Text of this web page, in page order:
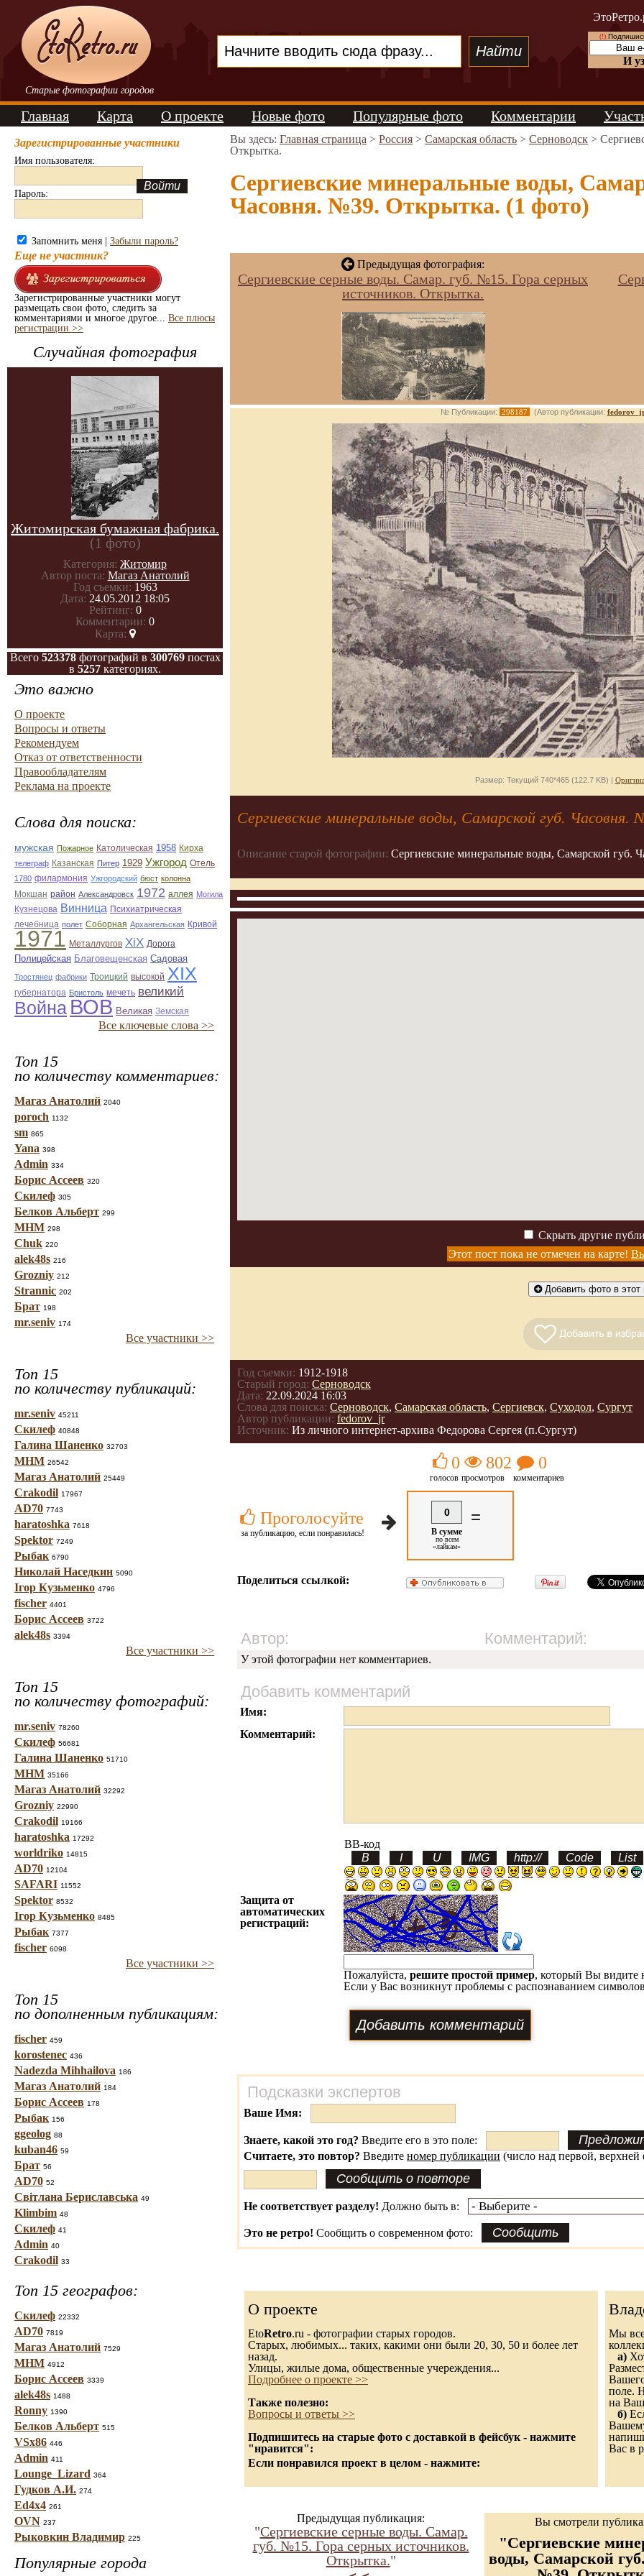
Старые фотографии городов
(!)
И
Главная Карта О проекте Новые фото Популярные фото Комментарии
Зарегистрированные участники
Имя пользователя:
Пароль:
Запомнить меня | Забыли пароль?
Еще не участник?
Зарегистрированные участники могут
размещать свои фото, следить за
комментариями и многое другое... Все плюсы
регистрации >>
Случайная фотография
Житомирская бумажная фабрика.
(1 фото)
Категория: Житомир
Автор поста: Магаз Анатолий
Год съемки: 1963
Дата: 24.05.2012 18:05
Рейтинг: 0
Комментарии: 0
Карта:
Всего 523378фотографий в 300769постах
в 5257 категориях.
Это важно
О проекте
Вопросы и ответы
Рекомендуем
Отказ от ответственности
Правообладателям
Реклама на проекте
Слова для поиска:
мужская Пожарное Католическая 1958 Кирха
телеграф Казанская Питер 1929 Ужгород Отель
1780 филармония Ужгородский бюст колонна
Мокшан район Александровск 1972 аллея Могила
Кузнецова Винница Психиатрическая
лечебница полет Соборная Архангельская Кривой
1971 Металлургов ХiХ Дорога
Полицейская Благовещенская Садовая
Тростянец фабрики Троицкий высокой ХІХ
губернатора Бристоль мечеть великий
Война ВОВ Великая Земская
Все ключевые слова >>
Топ 15
по количеству комментариев:
Магаз Анатолий 2040
poroch 1132
sm 865
Yana 398
Admin 334
Борис Ассеев 320
Скилеф 305
Белков Альберт 299
МНМ 298
Chuk 220
alek48s 216
Grozniy 212
Strannic 202
Брат 198
mr.seniv 174
Все участники >>
Топ 15
по количеству публикаций:
mr.seniv 45211
Скилеф 40848
Галина Шаненко 32703
МНМ 26542
Магаз Анатолий 25449
Crakodil 17967
AD70 7743
haratoshka 7618
Spektor 7249
Рыбак 6790
Николай Наседкин 5090
Ігор Кузьменко 4796
fischer 4401
Борис Ассеев 3722
alek48s 3394
Все участники >>
Топ 15
по количеству фотографий:
mr.seniv 78260
Скилеф 56681
Галина Шаненко 51710
МНМ 35166
Магаз Анатолий 32292
Grozniy 22990
Crakodil 19166
haratoshka 17292
worldriko 14815
AD70 12104
SAFARI 11552
Spektor 8532
Ігор Кузьменко 8485
Рыбак 7377
fischer 6098
Все участники >>
Топ 15
по дополненным публикациям:
fischer 459
korostenec 436
Nadezda Mihhailova 186
Магаз Анатолий 184
Борис Ассеев 178
Рыбак 156
ggeolog 88
kuban46 59
Брат 56
AD70 52
Світлана Бериславська 49
Klimbim 48
Скилеф 41
Admin 40
Crakodil 33
Топ 15 географов:
Скилеф 22332
AD70 7819
Магаз Анатолий 7529
МНМ 4912
Борис Ассеев 3339
alek48s 1488
Ronny 1390
Белков Альберт 515
VSx86 446
Admin 411
Lounge_Lizard 364
Гудков А.И. 274
Ed4x4 261
OVN 237
Рыковкин Владимир 225
Популярные города
Вы здесь: Главная страница > Россия > Самарская область > Серноводск >
Открытка.
Сергиевские минеральные воды,
Часовня. №39. Открытка. (1 фото)
Предыдущая фотография:
Сергиевские серные воды. Самар. губ. №15. Гора серных
источников. Открытка.
№ Публикации: 298187 (Автор публикации:
Размер: Текущий 740*465 (122.7 KB) |
Сергиевские минеральные воды, Самарской губ.
Описание старой фотографии: Сергиевские минеральные воды, Самарской губ.
Скрыть другие
Этот пост пока не отмечен на карте!
Добавить фото в этот
Год съемки: 1912-1918
Старый город: Серноводск
Дата: 22.09.2024 16:03
Слова для поиска: Серноводск, Самарская область, Сергиевск, Суходол, Сургут
Автор публикации: fedorov_jr
Источник: Из личного интернет-архива Федорова Сергея (п.Сургут)
Проголосуйте
за публикацию, если понравилась!
0
голосов
802
просмотров
0
комментариев
0
В сумме
по всем
«лайкам»
=
Поделиться ссылкой:
Автор: Комментарий:
У этой фотографии нет комментариев.
Добавить комментарий
Имя:
Комментарий:
BB-код
Защита от
автоматических
регистраций:
Пожалуйста, решите простой пример, который Вы видите
Если у Вас возникнут проблемы с распознаванием
Подсказки экспертов
Ваше Имя:
Знаете, какой это год? Введите его в это поле:
Считаете, это повтор? Введите номер публикации (число над первой,
Не соответствует разделу! Должно быть в:
Это не ретро! Сообщить о современном фото:
О проекте
EtoRetro.ru - фотографии старых городов.
Старых, любимых... таких, какими они были 20, 30, 50 и более лет
назад.
Улицы, жилые дома, общественные учереждения...
Подробнее о проекте >>
Также полезно:
Вопросы и ответы >>
Подпишитесь на старые фото с доставкой в фейсбук - нажмите
"нравится":
Если понравился проект в целом - нажмите:
Мы
а)
поле.
на
б)
Вас в
Предыдущая публикация:
"Сергиевские серные воды. Самар.
губ. №15. Гора серных источников.
Открытка."
Вы смотрели
"Сергиевские
воды, Самарской